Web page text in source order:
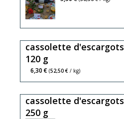
cassolette
120 g
6,30 € (52,50 € / kg)
cassolette
250 g